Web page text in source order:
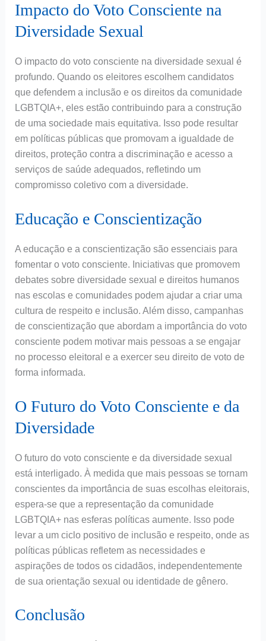
Impacto do Voto Consciente na
Diversidade Sexual
O impacto do voto consciente na diversidade sexual é
profundo. Quando os eleitores escolhem candidatos
que defendem a inclusão e os direitos da comunidade
LGBTQIA+, eles estão contribuindo para a construção
de uma sociedade mais equitativa. Isso pode resultar
em políticas públicas que promovam a igualdade de
direitos, proteção contra a discriminação e acesso a
serviços de saúde adequados, refletindo um
compromisso coletivo com a diversidade.
Educação e Conscientização
A educação e a conscientização são essenciais para
fomentar o voto consciente. Iniciativas que promovem
debates sobre diversidade sexual e direitos humanos
nas escolas e comunidades podem ajudar a criar uma
cultura de respeito e inclusão. Além disso, campanhas
de conscientização que abordam a importância do voto
consciente podem motivar mais pessoas a se engajar
no processo eleitoral e a exercer seu direito de voto de
forma informada.
O Futuro do Voto Consciente e da
Diversidade
O futuro do voto consciente e da diversidade sexual
está interligado. À medida que mais pessoas se tornam
conscientes da importância de suas escolhas eleitorais,
espera-se que a representação da comunidade
LGBTQIA+ nas esferas políticas aumente. Isso pode
levar a um ciclo positivo de inclusão e respeito, onde as
políticas públicas refletem as necessidades e
aspirações de todos os cidadãos, independentemente
de sua orientação sexual ou identidade de gênero.
Conclusão